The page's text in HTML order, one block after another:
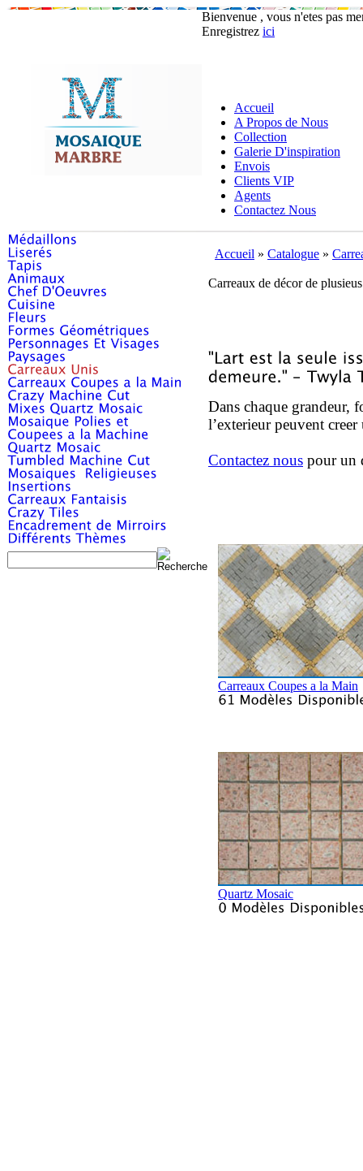
Bienvenue , vous n'etes pas
Enregistrez ici
Accueil
A Propos de Nous
Collection
Galerie D'inspiration
Envois
Clients VIP
Agents
Contactez Nous
Accueil » Catalogue »
Carreaux de décor de
Dans chaque grandeur,
l’exterieur peuvent
Contactez nous pour un
Carreaux Coupes a la Main
Quartz Mosaic